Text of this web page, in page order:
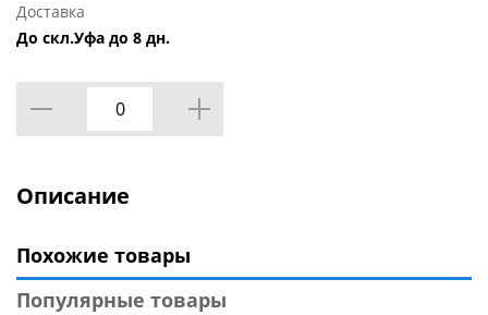
Доставка
До скл.Уфа до 8 дн.
Описание
Похожие товары
Популярные товары